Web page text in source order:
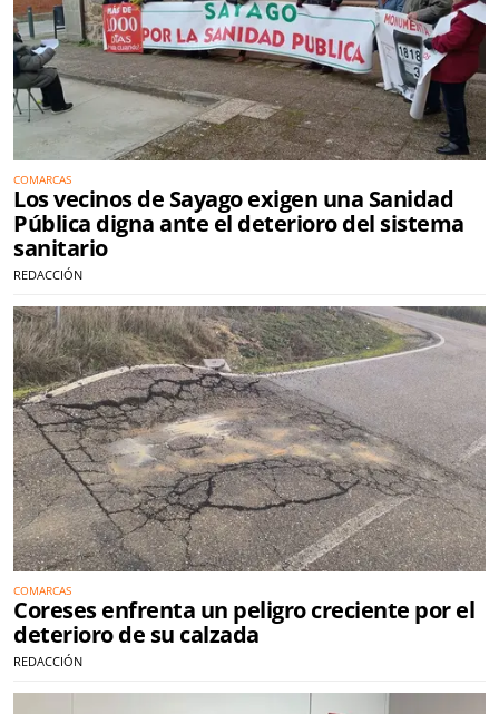
COMARCAS
Los vecinos de Sayago exigen una Sanidad
Pública digna ante el deterioro del sistema
sanitario
REDACCIÓN
COMARCAS
Coreses enfrenta un peligro creciente por el
deterioro de su calzada
REDACCIÓN